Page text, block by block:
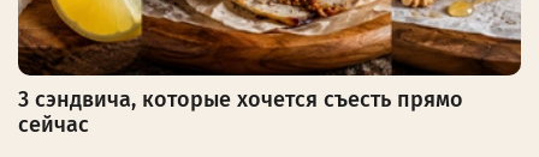
3 сэндвича, которые хочется съесть прямо
сейчас